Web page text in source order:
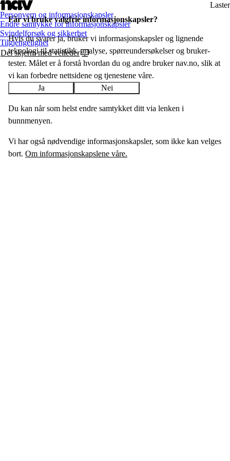
Får vi bruke valgfrie informasjon­skapsler?
Hvis du svarer ja, bruker vi informasjons­­kapsler og lignende
teknologi til statistikk, analyse, spørreundersøkelser og bruker­
tester. Målet er å forstå hvordan du og andre bruker nav.no, slik at
vi kan forbedre nettsidene og tjenestene våre.
Ja
Nei
Du kan når som helst endre samtykket ditt via lenken i
bunnmenyen.
Vi har også nødvendige informasjonskapsler, som ikke kan velges
bort. Om informasjonskapslene våre.
Laster
Personvern og informasjonskapsler
Endre samtykke for informasjonskapsler
Svindelforsøk og sikkerhet
Tilgjengelighet
Del skjerm med veileder